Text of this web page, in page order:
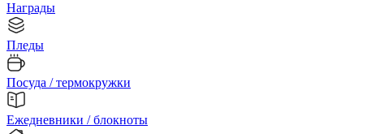
Награды
Пледы
Посуда / термокружки
Ежедневники / блокноты